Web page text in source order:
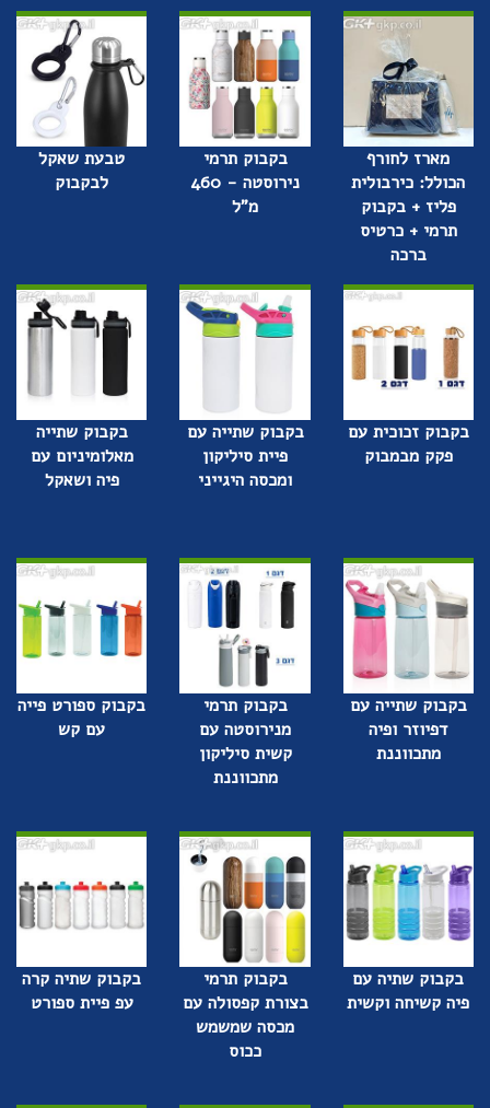
מארז לחורף
הכולל: כירבולית
פליז + בקבוק
תרמי + כרטיס
ברכה
בקבוק תרמי
נירוסטה - 460
מ"ל
טבעת שאקל
לבקבוק
בקבוק זכוכית עם
פקק מבמבוק
בקבוק שתייה עם
פיית סיליקון
ומכסה היגייני
בקבוק שתייה
מאלומיניום עם
פיה ושאקל
בקבוק שתייה עם
דפיוזר ופיה
מתכווננת
בקבוק תרמי
מנירוסטה עם
קשית סיליקון
מתכווננת
בקבוק ספורט פייה
עם קש
בקבוק שתיה עם
פיה קשיחה וקשית
בקבוק תרמי
בצורת קפסולה עם
מכסה שמשמש
ככוס
בקבוק שתיה קרה
עפ פיית ספורט